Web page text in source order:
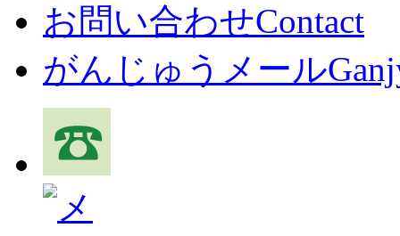
お問い合わせContact
がんじゅうメール